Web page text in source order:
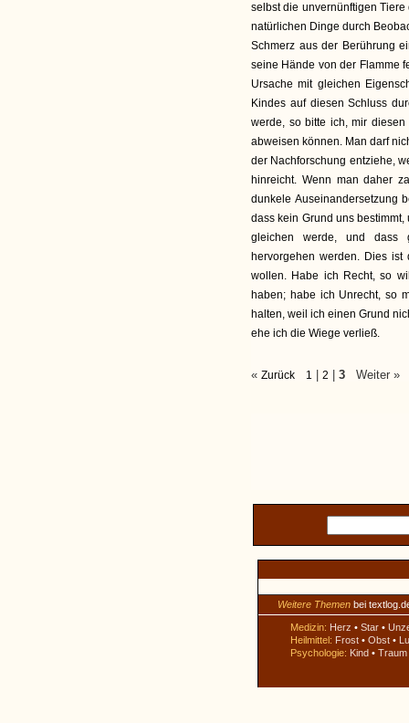
selbst die unvernünftigen
natürlichen Dinge durch
Schmerz aus der Berührung
seine Hände von der Flamme
Ursache mit gleichen
Kindes auf diesen Schluss
werde, so bitte ich, mir
abweisen können. Man darf
der Nachforschung entziehe,
hinreicht. Wenn man daher
dunkele Auseinandersetzung
dass kein Grund uns
gleichen werde, und dass
hervorgehen werden. Dies
wollen. Habe ich Recht, so
haben; habe ich Unrecht, so
halten, weil ich einen Grund
ehe ich die Wiege verließ.
« Zurück 1 2 3 Weiter »
Weitere Themen bei
Medizin: Herz • Star •
Heilmittel: Frost • Obst •
Psychologie: Kind • Traum